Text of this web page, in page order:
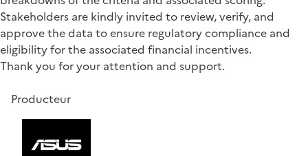
Stakeholders are kindly invited to review, verify, and
approve the data to ensure regulatory compliance and
eligibility for the associated financial incentives.
Thank you for your attention and support.
Producteur